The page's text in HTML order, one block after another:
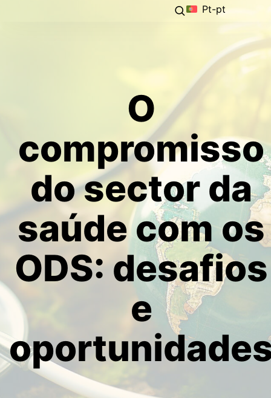
Pt-pt
O
compromisso
do sector da
saúde com os
ODS: desafios
e